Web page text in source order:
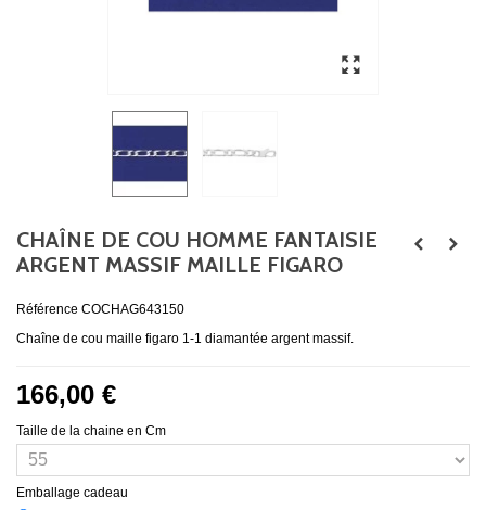
CHAÎNE DE COU HOMME FANTAISIE
ARGENT MASSIF MAILLE FIGARO
Référence COCHAG643150
Chaîne de cou maille figaro 1-1 diamantée argent massif.
166,00 €
Taille de la chaine en Cm
Emballage cadeau